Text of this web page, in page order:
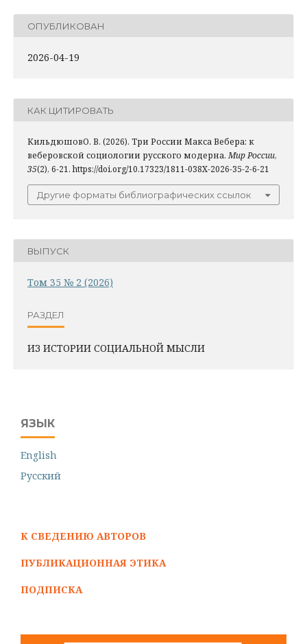
ОПУБЛИКОВАН
2026-04-19
КАК ЦИТИРОВАТЬ
КильдюшовО. В. (2026). Три России Макса Вебера: к
веберовской социологии русского модерна. Мир России,
35(2), 6-21. https://doi.org/10.17323/1811-038X-2026-35-2-6-21
Другие форматы библиографических ссылок
ВЫПУСК
Том 35 № 2 (2026)
РАЗДЕЛ
ИЗ ИСТОРИИ СОЦИАЛЬНОЙ МЫСЛИ
ЯЗЫК
English
Русский
К СВЕДЕНИЮ АВТОРОВ
ПУБЛИКАЦИОННАЯ ЭТИКА
ПОДПИСКА